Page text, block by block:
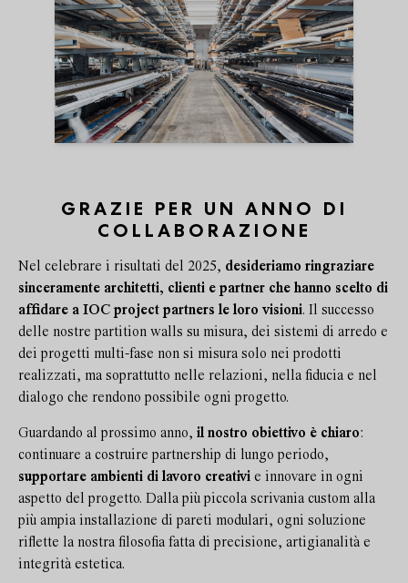
GRAZIE PER UN ANNO DI
COLLABORAZIONE
Nel celebrare i risultati del 2025, desideriamo ringraziare
sinceramente architetti, clienti e partner che hanno scelto di
affidare a IOC project partners le loro visioni. Il successo
delle nostre partition walls su misura, dei sistemi di arredo e
dei progetti multi-fase non si misura solo nei prodotti
realizzati, ma soprattutto nelle relazioni, nella fiducia e nel
dialogo che rendono possibile ogni progetto.
Guardando al prossimo anno, il nostro obiettivo è chiaro:
continuare a costruire partnership di lungo periodo,
supportare ambienti di lavoro creativi e innovare in ogni
aspetto del progetto. Dalla più piccola scrivania custom alla
più ampia installazione di pareti modulari, ogni soluzione
riflette la nostra filosofia fatta di precisione, artigianalità e
integrità estetica.